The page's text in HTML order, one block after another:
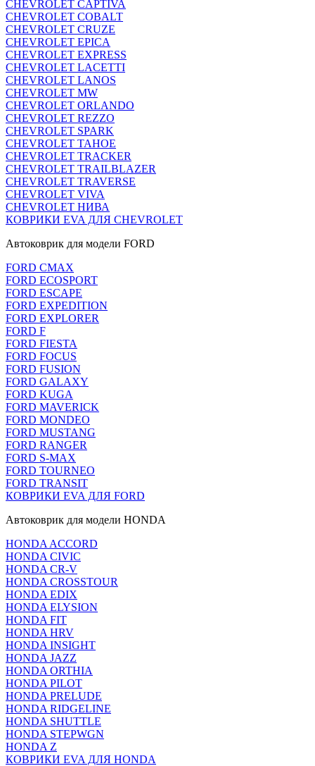
CHEVROLET CAPTIVA
CHEVROLET COBALT
CHEVROLET CRUZE
CHEVROLET EPICA
CHEVROLET EXPRESS
CHEVROLET LACETTI
CHEVROLET LANOS
CHEVROLET MW
CHEVROLET ORLANDO
CHEVROLET REZZO
CHEVROLET SPARK
CHEVROLET TAHOE
CHEVROLET TRACKER
CHEVROLET TRAILBLAZER
CHEVROLET TRAVERSE
CHEVROLET VIVA
CHEVROLET НИВА
КОВРИКИ EVA ДЛЯ CHEVROLET
Автоковрик для модели FORD
FORD CMAX
FORD ECOSPORT
FORD ESCAPE
FORD EXPEDITION
FORD EXPLORER
FORD F
FORD FIESTA
FORD FOCUS
FORD FUSION
FORD GALAXY
FORD KUGA
FORD MAVERICK
FORD MONDEO
FORD MUSTANG
FORD RANGER
FORD S-MAX
FORD TOURNEO
FORD TRANSIT
КОВРИКИ EVA ДЛЯ FORD
Автоковрик для модели HONDA
HONDA ACCORD
HONDA CIVIC
HONDA CR-V
HONDA CROSSTOUR
HONDA EDIX
HONDA ELYSION
HONDA FIT
HONDA HRV
HONDA INSIGHT
HONDA JAZZ
HONDA ORTHIA
HONDA PILOT
HONDA PRELUDE
HONDA RIDGELINE
HONDA SHUTTLE
HONDA STEPWGN
HONDA Z
КОВРИКИ EVA ДЛЯ HONDA